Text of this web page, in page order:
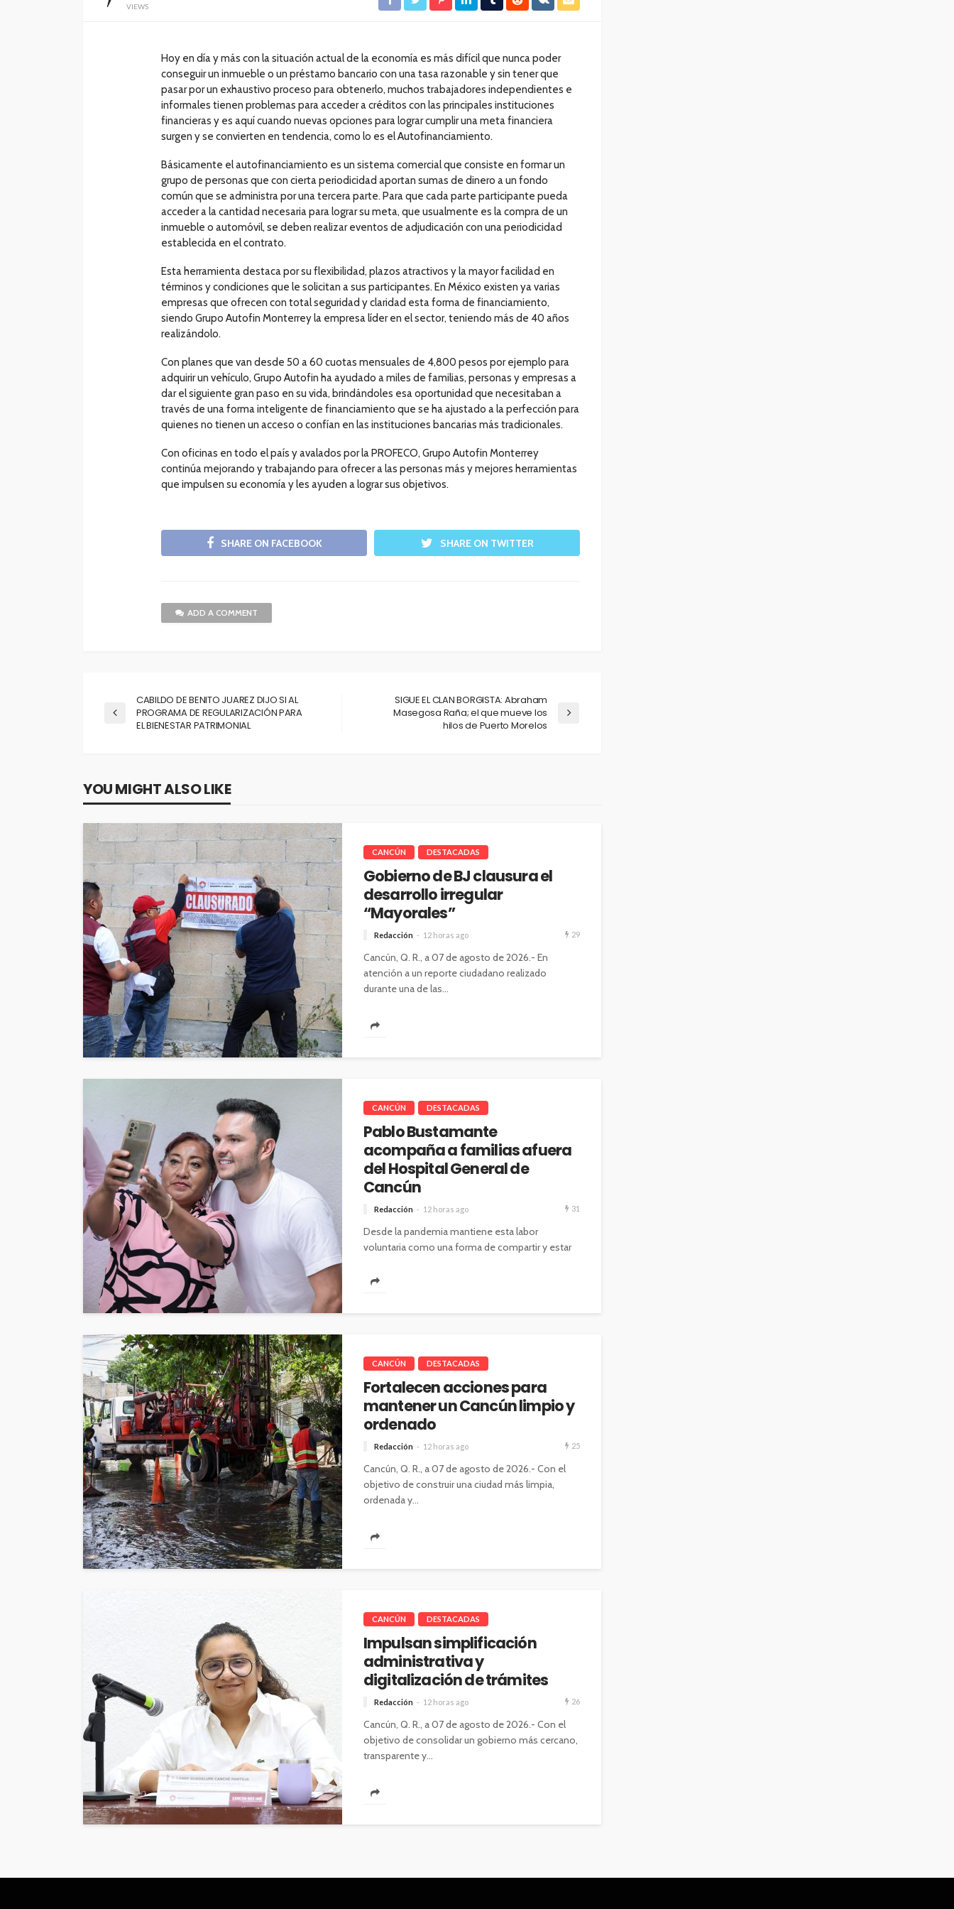
VIEWS
Hoy en día y más con la situación actual de la economía es más difícil que nunca poder
conseguir un inmueble o un préstamo bancario con una tasa razonable y sin tener que
pasar por un exhaustivo proceso para obtenerlo, muchos trabajadores independientes e
informales tienen problemas para acceder a créditos con las principales instituciones
financieras y es aquí cuando nuevas opciones para lograr cumplir una meta financiera
surgen y se convierten en tendencia, como lo es el Autofinanciamiento.
Básicamente el autofinanciamiento es un sistema comercial que consiste en formar un
grupo de personas que con cierta periodicidad aportan sumas de dinero a un fondo
común que se administra por una tercera parte. Para que cada parte participante pueda
acceder a la cantidad necesaria para lograr su meta, que usualmente es la compra de un
inmueble o automóvil, se deben realizar eventos de adjudicación con una periodicidad
establecida en el contrato.
Esta herramienta destaca por su flexibilidad, plazos atractivos y la mayor facilidad en
términos y condiciones que le solicitan a sus participantes. En México existen ya varias
empresas que ofrecen con total seguridad y claridad esta forma de financiamiento,
siendo Grupo Autofin Monterrey la empresa líder en el sector, teniendo más de 40 años
realizándolo.
Con planes que van desde 50 a 60 cuotas mensuales de 4,800 pesos por ejemplo para
adquirir un vehículo, Grupo Autofin ha ayudado a miles de familias, personas y empresas a
dar el siguiente gran paso en su vida, brindándoles esa oportunidad que necesitaban a
través de una forma inteligente de financiamiento que se ha ajustado a la perfección para
quienes no tienen un acceso o confían en las instituciones bancarias más tradicionales.
Con oficinas en todo el país y avalados por la PROFECO, Grupo Autofin Monterrey
continúa mejorando y trabajando para ofrecer a las personas más y mejores herramientas
que impulsen su economía y les ayuden a lograr sus objetivos.
SHARE ON FACEBOOK SHARE ON TWITTER
ADD A COMMENT
CABILDO DE BENITO JUAREZ DIJO SI AL
PROGRAMA DE REGULARIZACIÓN PARA
EL BIENESTAR PATRIMONIAL
SIGUE EL CLAN BORGISTA: Abraham
Masegosa Raña; el que mueve los
hilos de Puerto Morelos
YOU MIGHT ALSO LIKE
CANCÚN DESTACADAS
Gobierno de BJ clausura el
desarrollo irregular
“Mayorales”
Redacción 12 horas ago 29
Cancún, Q. R., a 07 de agosto de 2026.- En
atención a un reporte ciudadano realizado
durante una de las...
CANCÚN DESTACADAS
Pablo Bustamante
acompaña a familias afuera
del Hospital General de
Cancún
Redacción 12 horas ago 31
Desde la pandemia mantiene esta labor
voluntaria como una forma de compartir y estar
CANCÚN DESTACADAS
Fortalecen acciones para
mantener un Cancún limpio y
ordenado
Redacción 12 horas ago 25
Cancún, Q. R., a 07 de agosto de 2026.- Con el
objetivo de construir una ciudad más limpia,
ordenada y...
CANCÚN DESTACADAS
Impulsan simplificación
administrativa y
digitalización de trámites
Redacción 12 horas ago 26
Cancún, Q. R., a 07 de agosto de 2026.- Con el
objetivo de consolidar un gobierno más cercano,
transparente y...